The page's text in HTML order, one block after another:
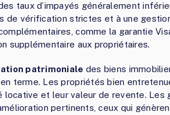
taux d’impayés généralement
de vérification strictes et à une
comme la garantie
supplémentaire aux propriétaires.
patrimoniale des biens
terme. Les propriétés bien
locative et leur valeur de revente. Les
pertinents, ceux qui